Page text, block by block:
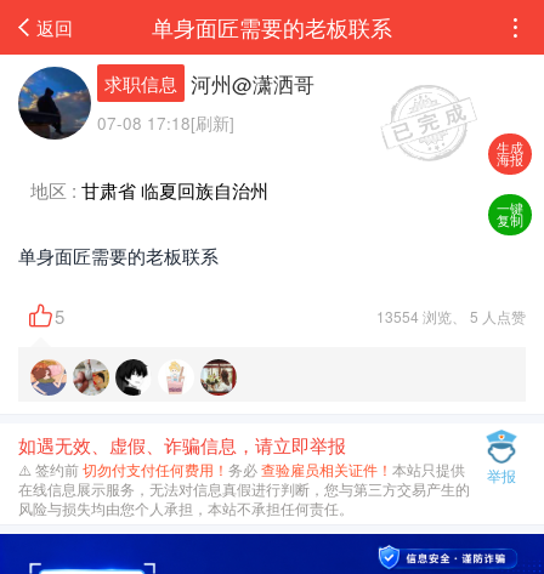
生成
海报
一键
复制
返回 单身面匠需要的老板联系
求职信息 河州@潇洒哥
07-08 17:18[刷新]
地区 : 甘肃省 临夏回族自治州
单身面匠需要的老板联系
5 13554 浏览、 5 人点赞
如遇无效、虚假、诈骗信息，请立即举报
⚠️ 签约前切勿付支付任何费用！ 务必查验雇员相关证件！ 本站只提供
在线信息展示服务，无法对信息真假进行判断，您与第三方交易产生的
风险与损失均由您个人承担，本站不承担任何责任。
举报